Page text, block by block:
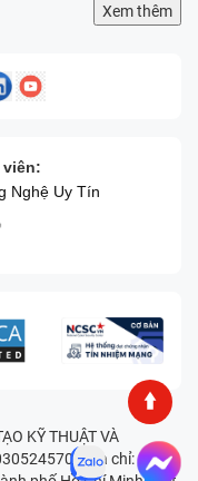
Xem thêm
viên:
Nghệ Uy Tín
KỸ THUẬT VÀ
Địa chỉ: